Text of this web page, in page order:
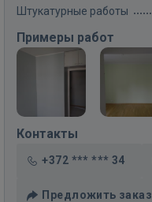
Штукатурные работы
Примеры работ
Контакты
+372 *** *** 34
Предложить заказ